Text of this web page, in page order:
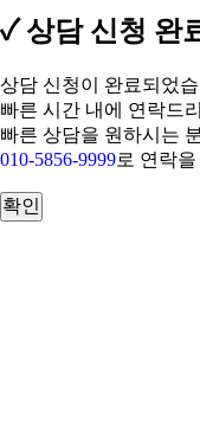
✓ 상담 신청 완
상담 신청이 완료되었
빠른 시간 내에 연락드
빠른 상담을 원하시는
010-5856-9999로 연락
확인